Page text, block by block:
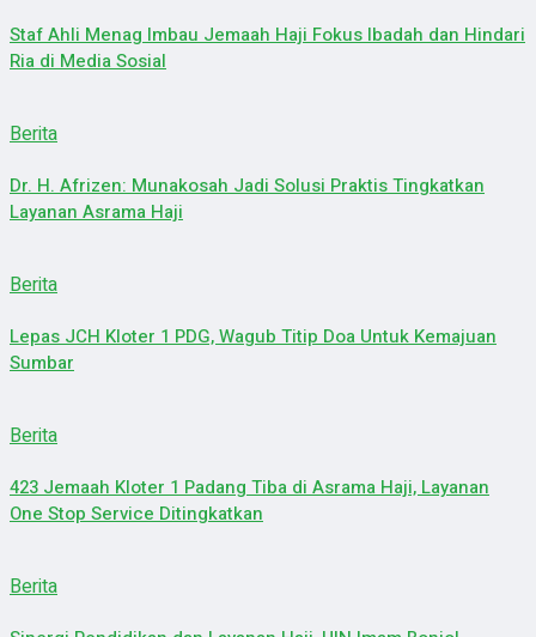
Staf Ahli Menag Imbau Jemaah Haji Fokus Ibadah dan Hindari
Ria di Media Sosial
Berita
Dr. H. Afrizen: Munakosah Jadi Solusi Praktis Tingkatkan
Layanan Asrama Haji
Berita
Lepas JCH Kloter 1 PDG, Wagub Titip Doa Untuk Kemajuan
Sumbar
Berita
423 Jemaah Kloter 1 Padang Tiba di Asrama Haji, Layanan
One Stop Service Ditingkatkan
Berita